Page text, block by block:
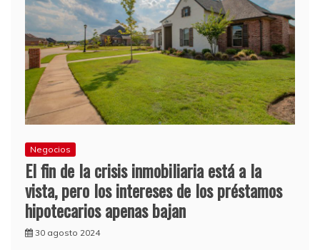
Negocios
El fin de la crisis inmobiliaria está a la
vista, pero los intereses de los préstamos
hipotecarios apenas bajan
30 agosto 2024